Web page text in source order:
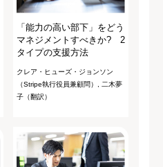
「能力の高い部下」をどう
マネジメントすべきか? 2
タイプの支援方法
クレア・ヒューズ・ジョンソン
（Stripe執行役員兼顧問）, 二木夢
子（翻訳）